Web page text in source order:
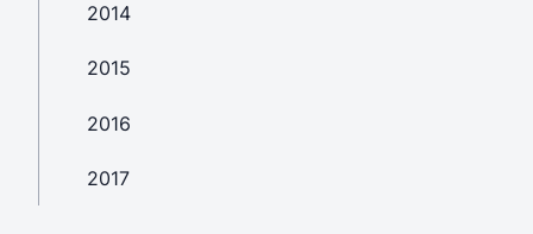
2014
2015
2016
2017